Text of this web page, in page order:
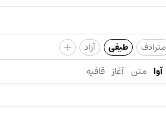
مترادف طیفی آزاد +
آوا متن آغاز قافیه